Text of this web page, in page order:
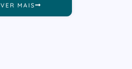
VER MAIS